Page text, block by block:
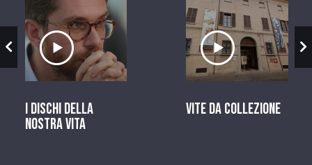
Ascolta il servizio
I dischi della
nostra vita
Ascolta il
Vite da Collezione